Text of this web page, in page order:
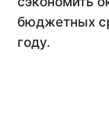
бюджетных
году.